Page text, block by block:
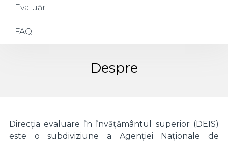
Evaluări
FAQ
Despre
Direcția evaluare în învățământul superior (DEIS)
este o subdiviziune a Agenției Naționale de